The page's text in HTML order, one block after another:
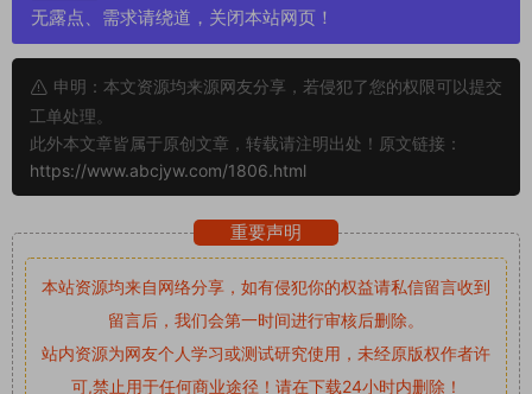
无露点、需求请绕道，关闭本站网页！
申明：本文资源均来源网友分享，若侵犯了您的权限可以提交
工单处理。
此外本文章皆属于原创文章，转载请注明出处！原文链接：
https://www.abcjyw.com/1806.html
重要声明
本站资源均来自网络分享，如有侵犯你的权益请私信留言收到
留言后，我们会第一时间进行审核后删除。
站内资源为网友个人学习或测试研究使用，未经原版权作者许
可,禁止用于任何商业途径！请在下载24小时内删除！